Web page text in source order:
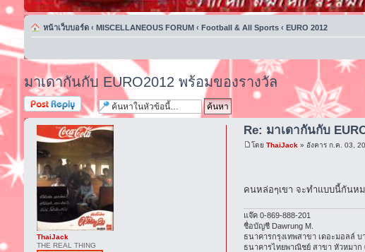
หน้าเว็บบอร์ด ‹ MISCELLANEOUS FORUM ‹ Football & All Sports ‹ EURO 2012
มาเดากันกับ EURO2012 พร้อมของรางวัล
ตอบกระทู้
Re: มาเดากันกับ
โดยThaiJack » อังคาร ก.ค. 03,
คนหล่อๆเขา จะทำแบบนี้กันห
แจ๊ค 0-869-888-201
ชื่อบัญชี Dawrung M.
ธนาคารกรุงเทพสาขา เดอะมอลล์ บ
ธนาคารไทยพาณิชย์ สาขา หัวหมาก
ThaiJack
THE REAL THING